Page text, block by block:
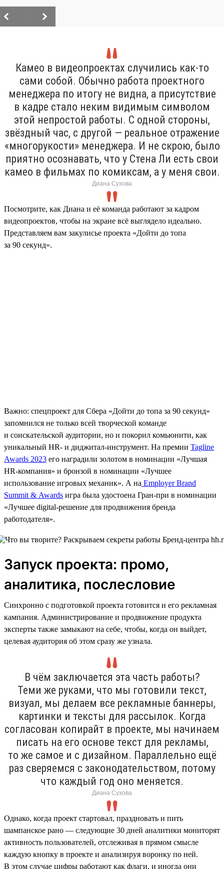
Камео в видеопроектах случились как-то
сами собой. Обычно работа проектного
менеджера по итогу не видна, а присутствие
в кадре стало неким видимым символом
этой непростой работы. С одной стороны,
звёздный час, с другой — реальное отражение
«многорукости» менеджера. И не скрою, было
приятно осознавать, что у Стена Ли есть свои
камео в фильмах по комиксам, а у меня свои.
Диана Сухова
Посмотрите, как Диана и её команда работают за кадром
видеопроектов, чтобы на экране всё выглядело идеально.
Представляем вам закулисье проекта «Дойти до топа
за 90 секунд».
Важно: спецпроект для Сбера «Дойти до топа за 90 секунд»
запомнился не только всей творческой команде
и соискательской аудитории, но и покорил комьюнити, как
уникальный HR- и диджитал-инструмент. На премии Tagline
Awards 2023 его наградили золотом в номинации «Лучшая
HR-компания» и бронзой в номинации «Лучшее
использование игровых механик». А на Employer Brand
Summit & Awards игра была удостоена Гран-при в номинации
«Лучшее digital-решение для продвижения бренда
работодателя».
Запуск проекта: промо,
аналитика, послесловие
Синхронно с подготовкой проекта готовится и его рекламная
кампания. Администрирование и продвижение продукта
эксперты также замыкают на себе, чтобы, когда он выйдет,
целевая аудитория об этом сразу же узнала.
В чём заключается эта часть работы?
Теми же руками, что мы готовили текст,
визуал, мы делаем все рекламные баннеры,
картинки и тексты для рассылок. Когда
согласован копирайт в проекте, мы начинаем
писать на его основе текст для рекламы,
то же самое и с дизайном. Параллельно ещё
раз сверяемся с законодательством, потому
что каждый год оно меняется.
Диана Сухова
Однако, когда проект стартовал, праздновать и пить
шампанское рано — следующие 30 дней аналитики мониторят
активность пользователей, отслеживая в прямом смысле
каждую кнопку в проекте и анализируя воронку по ней.
В этом случае цифры работают как флаги, и иногда они